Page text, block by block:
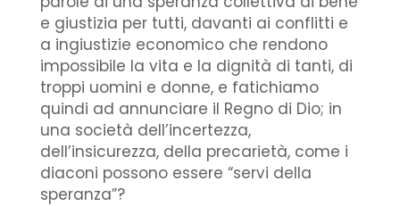
e giustizia per tutti, davanti ai conflitti e
a ingiustizie economico che rendono
impossibile la vita e la dignità di tanti, di
troppi uomini e donne, e fatichiamo
quindi ad annunciare il Regno di Dio; in
una società dell’incertezza,
dell’insicurezza, della precarietà, come i
diaconi possono essere “servi della
speranza”?